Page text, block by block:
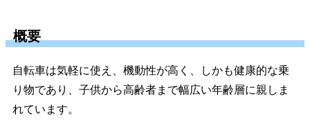
概要
自転車は気軽に使え、機動性が高く、しかも健康的な乗
り物であり、子供から高齢者まで幅広い年齢層に親しま
れています。